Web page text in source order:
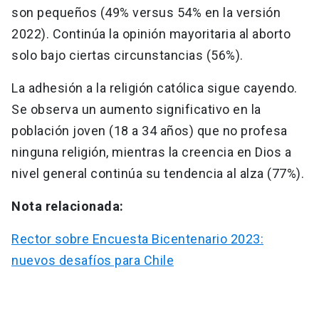
son pequeños (49% versus 54% en la versión
2022). Continúa la opinión mayoritaria al aborto
solo bajo ciertas circunstancias (56%).
La adhesión a la religión católica sigue cayendo.
Se observa un aumento significativo en la
población joven (18 a 34 años) que no profesa
ninguna religión, mientras la creencia en Dios a
nivel general continúa su tendencia al alza (77%).
Nota relacionada:
Rector sobre Encuesta Bicentenario 2023:
nuevos desafíos para Chile